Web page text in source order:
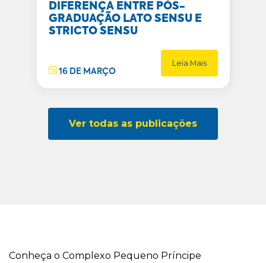
DIFERENÇA ENTRE PÓS-
GRADUAÇÃO LATO SENSU E
STRICTO SENSU
16 DE MARÇO
Leia Mais
Ver todas as publicações
Conheça o Complexo Pequeno Príncipe